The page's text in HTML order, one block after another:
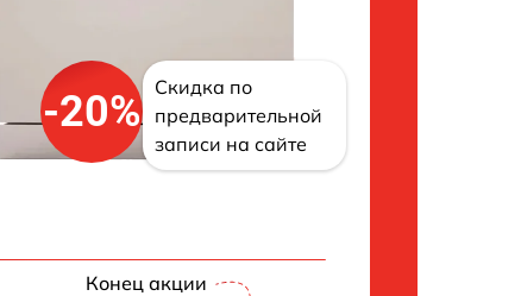
-20%
Скидка по
предварительной
записи на сайте
Конец акции